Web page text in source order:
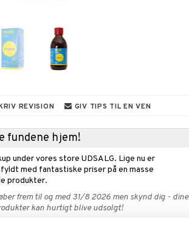
REVISION GIV TIPS TIL EN VEN
fundene hjem!
under vores store UDSALG. Lige nu er
med fantastiske priser på en masse
produkter.
frem til og med 31/8 2026 men skynd dig - dine
kan hurtigt blive udsolgt!